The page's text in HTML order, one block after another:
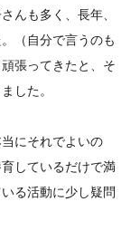
んも多く、長年、
（自分で言うのも
張ってきたと、そ
した。
にそれでよいの
しているだけで満
る活動に少し疑問